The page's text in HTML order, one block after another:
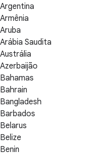
Argentina
Armênia
Aruba
Arábia Saudita
Austrália
Azerbaijão
Bahamas
Bahrain
Bangladesh
Barbados
Belarus
Belize
Benin